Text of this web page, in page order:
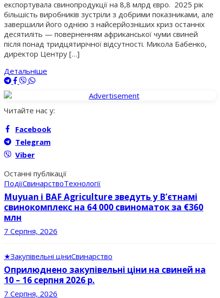
експортувала свинопродукції на 8,8 млрд євро. 2025 рік
більшість виробників зустріли з добрими показниками, але
завершили його однією з найсерйозніших криз останніх
десятиліть — поверненням африканської чуми свиней
після понад тридцятирічної відсутності. Микола Бабенко,
директор Центру […]
Детальніше
Читайте нас у:
Facebook
Telegram
Viber
Останні публікації
ПодіїСвинарствоТехнології
Muyuan і BAF Agriculture зведуть у В’єтнамі
свинокомплекс на 64 000 свиноматок за €360
млн
7 Серпня, 2026
★Закупівельні ціниСвинарство
Оприлюднено закупівельні ціни на свиней на
10 – 16 серпня 2026 р.
7 Серпня, 2026